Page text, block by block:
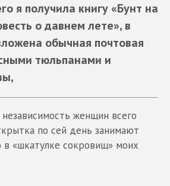
я получила книгу «Бунт на
о давнем лете», в
обычная почтовая
тюльпанами и
женщин всего
по сей день занимают
в «шкатулке сокровищ» моих